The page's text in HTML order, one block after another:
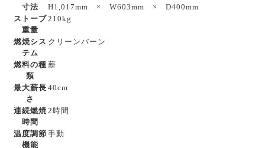
寸法
H1,017mm × W603mm × D400mm
ストーブ
重量
210kg
燃焼シス
テム
クリーンバーン
燃料の種
類
薪
最大薪長
さ
40cm
連続燃焼
時間
2時間
温度調節
機能
手動